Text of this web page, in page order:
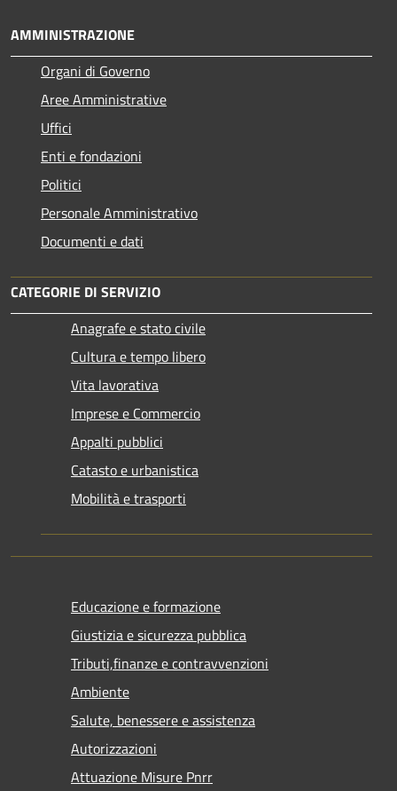
AMMINISTRAZIONE
Organi di Governo
Aree Amministrative
Uffici
Enti e fondazioni
Politici
Personale Amministrativo
Documenti e dati
CATEGORIE DI SERVIZIO
Anagrafe e stato civile
Cultura e tempo libero
Vita lavorativa
Imprese e Commercio
Appalti pubblici
Catasto e urbanistica
Mobilità e trasporti
Educazione e formazione
Giustizia e sicurezza pubblica
Tributi,finanze e contravvenzioni
Ambiente
Salute, benessere e assistenza
Autorizzazioni
Attuazione Misure Pnrr